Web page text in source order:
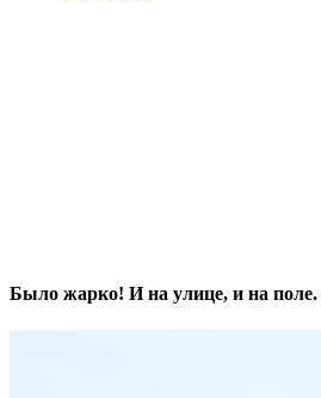
Было жарко! И на улице, и на поле.